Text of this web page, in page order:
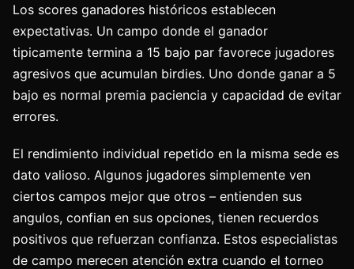
Los scores ganadores históricos establecen
expectativas. Un campo donde el ganador
tipicamente termina a 15 bajo par favorece jugadores
agresivos que acumulan birdies. Uno donde ganar a 5
bajo es normal premia paciencia y capacidad de evitar
errores.
El rendimiento individual repetido en la misma sede es
dato valioso. Algunos jugadores simplemente ven
ciertos campos mejor que otros – entienden sus
angulos, confian en sus opciones, tienen recuerdos
positivos que refuerzan confianza. Estos especialistas
de campo merecen atención extra cuando el torneo